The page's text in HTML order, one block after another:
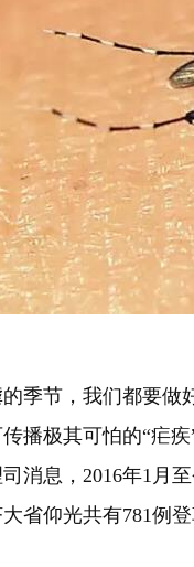
季节，我们都要做
播极其可怕的“疟
消息，2016年1月
省仰光共有781例